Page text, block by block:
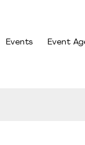
Events Event